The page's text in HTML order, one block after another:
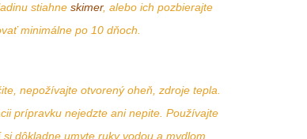
stiahneskimer, alebo ich pozbierajte
minimálne po 10 dňoch.
nepožívajte otvorený oheň, zdroje tepla.
prípravku nejedzte ani nepite. Používajte
dôkladne umyte ruky vodou a mydlom